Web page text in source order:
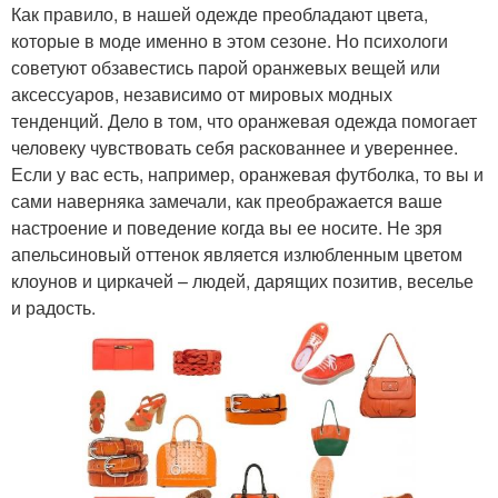
Как правило, в нашей одежде преобладают цвета,
которые в моде именно в этом сезоне. Но психологи
советуют обзавестись парой оранжевых вещей или
аксессуаров, независимо от мировых модных
тенденций. Дело в том, что оранжевая одежда помогает
человеку чувствовать себя раскованнее и увереннее.
Если у вас есть, например, оранжевая футболка, то вы и
сами наверняка замечали, как преображается ваше
настроение и поведение когда вы ее носите. Не зря
апельсиновый оттенок является излюбленным цветом
клоунов и циркачей – людей, дарящих позитив, веселье
и радость.